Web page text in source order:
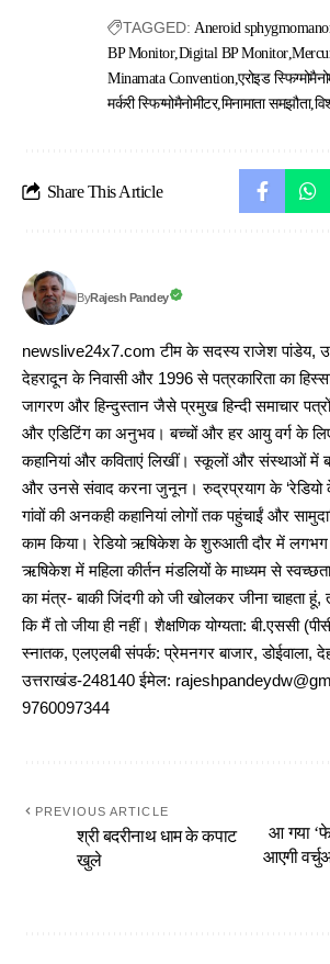
TAGGED: Aneroid
BP Monitor Digital BP Monitor
Minamata Convention एरोइड
मर्करी स्फिग्मोमैनोमीटर मिनामाता समझौता
Share This Article
ByRajesh Pandey
newslive24x7.com टीम के सदस्य राजेश पांडेय,
देहरादून के निवासी और 1996 से पत्रकारिता का
जागरण और हिन्दुस्तान जैसे प्रमुख हिन्दी समाचार पत्रों
और एडिटिंग का अनुभव। बच्चों और हर आयु वर्ग के
कहानियां और कविताएं लिखीं। स्कूलों और संस्थाओं में
और उनसे संवाद करना जुनून। रुद्रप्रयाग के ‘रेडियो
गांवों की अनकही कहानियां लोगों तक पहुंचाईं और
काम किया। रेडियो ऋषिकेश के शुरुआती दौर में लगभग
ऋषिकेश में महिला कीर्तन मंडलियों के माध्यम से
का मंत्र- बाकी जिंदगी को जी खोलकर जीना चाहता हूं,
कि मैं तो जीया ही नहीं। शैक्षणिक योग्यता: बी.एससी
स्नातक, एलएलबी संपर्क: प्रेमनगर बाजार, डोईवाला,
उत्तराखंड-248140 ईमेल:
9760097344
PREVIOUS ARTICLE
श्री बदरीनाथ धाम के कपाट
खुले
आ गया
आएगी